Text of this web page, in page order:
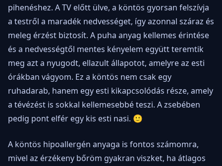
pihenéshez. A TV előtt ülve, a köntös gyorsan felszívja
a testről a maradék nedvességet, így azonnal száraz és
meleg érzést biztosít. A puha anyag kellemes érintése
és a nedvességtől mentes kényelem együtt teremtik
meg azt a nyugodt, ellazult állapotot, amelyre az esti
órákban vágyom. Ez a köntös nem csak egy
ruhadarab, hanem egy esti kikapcsolódás része, amely
a tévézést is sokkal kellemesebbé teszi. A zsebében
pedig pont elfér egy kis esti nasi. 🙂
A köntös hipoallergén anyaga is fontos számomra,
mivel az érzékeny bőröm gyakran viszket, ha átlagos